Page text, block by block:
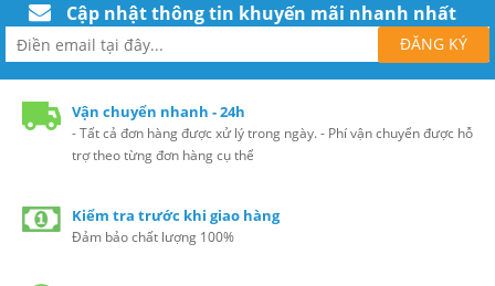
Cập nhật thông tin khuyến mãi nhanh nhất
Vận chuyển nhanh - 24h
- Tất cả đơn hàng được xử lý trong ngày. - Phí vận chuyển được hỗ
trợ theo từng đơn hàng cụ thể
Kiểm tra trước khi giao hàng
Đảm bảo chất lượng 100%